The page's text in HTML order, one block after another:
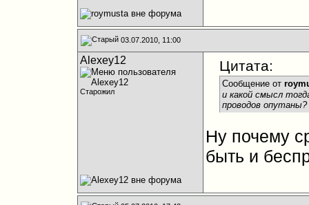
03.07.2010, 11:00
Alexey12
Старожил
Цитата:
Сообщение от
и какой смысл
проводов опутаны?
Ну почему
быть и